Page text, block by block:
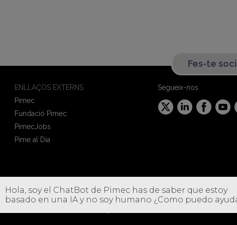
ENLLAÇOS EXTERNS
Pimec
Fundació Pimec
PimecJobs
Pime al Dia
Segueix-nos
Fes-te soci
contractació